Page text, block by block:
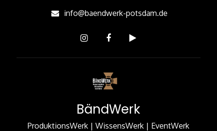
info@baendwerk-potsdam.de
BändWerk
ProduktionsWerk | WissensWerk | EventWerk